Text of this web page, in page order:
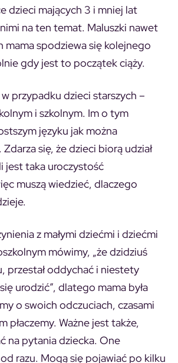
dzieci mających 3 i mniej lat
na ten temat. Maluszki nawet
mama spodziewa się kolejnego
gdy jest to początek ciąży.
przypadku dzieci starszych –
i szkolnym. Im o tym
języku jak można
się, że dzieci biorą udział
jest taka uroczystość
muszą wiedzieć, dlaczego
z małymi dziećmi i dziećmi
mówimy, „że dzidziuś
przestał oddychać i niestety
urodzić”, dlatego mama była
o swoich odczuciach, czasami
płaczemy. Ważne jest także,
na pytania dziecka. One
razu. Mogą się pojawiać po kilku